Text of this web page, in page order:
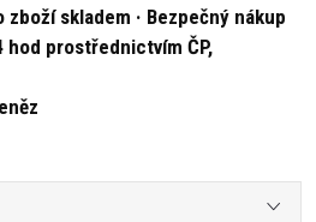
zboží skladem · Bezpečný nákup
prostřednictvím ČP,